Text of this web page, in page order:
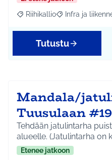
Rajaa tulokset aihepiirin
Riihikallio Rajaa tulokset
Infra ja
Tutustu
Mandala/
Tuusulaan
Tehdään jatulintarha
alueelle.
Etenee jatkoon